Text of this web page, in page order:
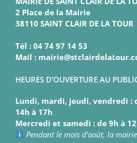
2 Place de la Mairie
38110 SAINT CLAIR DE LA TOUR
Tél : 04 74 97 14 53
Mail :
HEURES D’OUVERTURE AU
Lundi, mardi, jeudi, vendredi :
14h à 17h
Mercredi et samedi : de 9h à
Pendant le mois d’août, la